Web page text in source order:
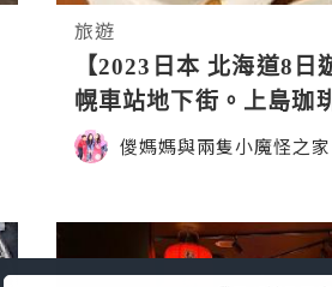
旅遊
【2023日本 北海道8
幌車站地下街。上島珈
嘆杯靚咖啡
儍媽媽與兩隻小魔怪之家